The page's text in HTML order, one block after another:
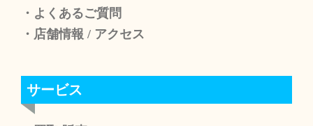
・よくあるご質問
・店舗情報 / アクセス
サービス